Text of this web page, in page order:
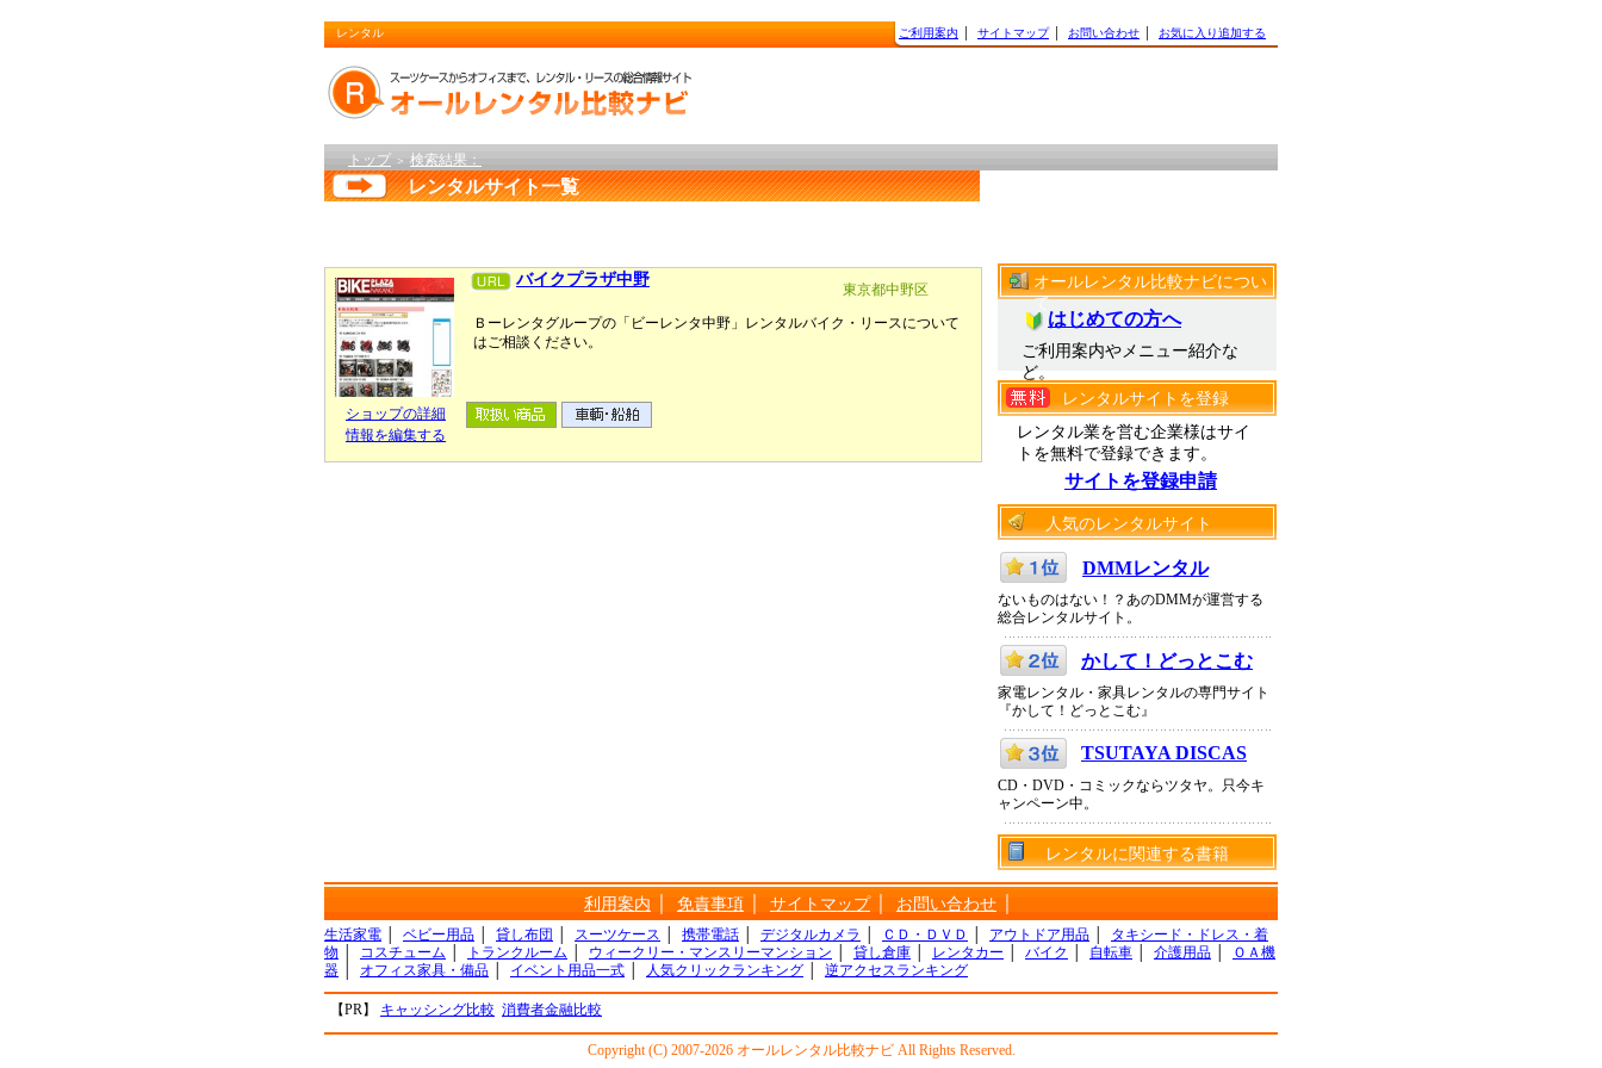
レンタル ご利用案内 サイトマップ│ お問い合わせ お気に入り追加する
トップ ＞ 検索結果：
レンタルサイト一覧
バイクプラザ中野
東京都中野区
Ｂーレンタグループの「ビーレンタ中野」レンタルバイク・リースについて
はご相談ください。
ショップの詳細
情報を編集する
オールレンタル比較ナビについ
て
はじめての方へ
ご利用案内やメニュー紹介な
ど。
レンタルサイトを登録
レンタル業を営む企業様はサイ
トを無料で登録できます。
サイトを登録申請
人気のレンタルサイト
DMMレンタル
ないものはない！？あのDMMが運営する
総合レンタルサイト。
かして！どっとこむ
家電レンタル・家具レンタルの専門サイト
『かして！どっとこむ』
TSUTAYA DISCAS
CD・DVD・コミックならツタヤ。只今キ
ャンペーン中。
レンタルに関連する書籍
利用案内 免責事項 サイトマップ│ お問い合わせ
生活家電 ベビー用品 貸し布団 スーツケース 携帯電話 デジタルカメラ ＣＤ・ＤＶＤ アウトドア用品
タキシード・ドレス・着
物
コスチューム トランクルーム ウィークリー・マンスリーマンション 貸し倉庫 レンタカー バイク 自転車 介護用品
ＯＡ機
器
オフィス家具・備品 イベント用品一式 人気クリックランキング 逆アクセスランキング
【PR】 キャッシング比較 消費者金融比較
Copyright (C) 2007-2026 オールレンタル比較ナビ All Rights Reserved.